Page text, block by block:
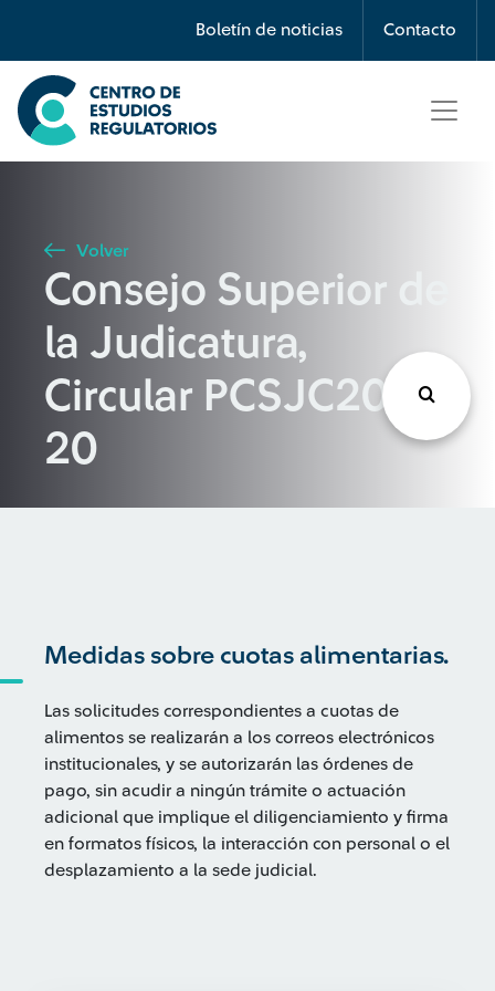
Boletín de noticias Contacto
Búsqueda
Seleccione país
Buscar
Volver
Consejo Superior de
la Judicatura,
Circular PCSJC20-
20
Medidas sobre cuotas alimentarias.
Las solicitudes correspondientes a cuotas de
alimentos se realizarán a los correos electrónicos
institucionales, y se autorizarán las órdenes de
pago, sin acudir a ningún trámite o actuación
adicional que implique el diligenciamiento y firma
en formatos físicos, la interacción con personal o el
desplazamiento a la sede judicial.